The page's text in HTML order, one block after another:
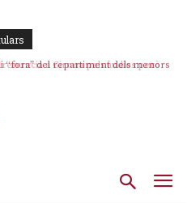
“fora” del repartiment dels menors